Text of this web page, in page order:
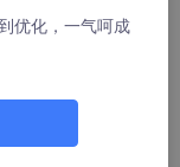
者有机会进华为人
邀各大高校精英云
优化，一气呵成